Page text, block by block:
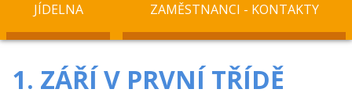
JÍDELNA ZAMĚSTNANCI - KONTAKTY
1. ZÁŘÍ V PRVNÍ TŘÍDĚ